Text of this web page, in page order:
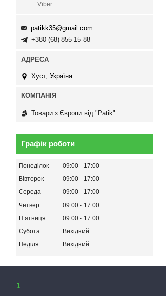
Viber
patikk35@gmail.com
+380 (68) 855-15-88
Хуст, Україна
Товари з Європи від "Patik"
Графік роботи
Понеділок 09:00
17:00
Вівторок
09:00
17:00
Середа
09:00
17:00
Четвер
09:00
17:00
Пʼятниця
09:00
17:00
Субота
Вихідний
Неділя
Вихідний
1